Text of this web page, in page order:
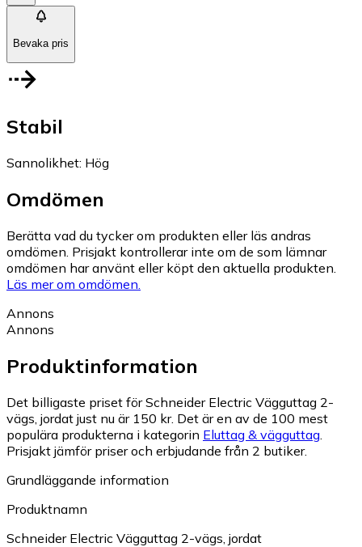
Bevaka pris
Stabil
Sannolikhet: Hög
Omdömen
Berätta vad du tycker om produkten eller läs andras
omdömen. Prisjakt kontrollerar inte om de som lämnar
omdömen har använt eller köpt den aktuella produkten.
Läs mer om omdömen.
Annons
Annons
Produktinformation
Det billigaste priset för Schneider Electric Vägguttag 2-
vägs, jordat just nu är 150 kr. Det är en av de 100 mest
populära produkterna i kategorin Eluttag & vägguttag
Prisjakt jämför priser och erbjudande från 2 butiker.
Grundläggande information
Produktnamn
Schneider Electric Vägguttag 2-vägs, jordat